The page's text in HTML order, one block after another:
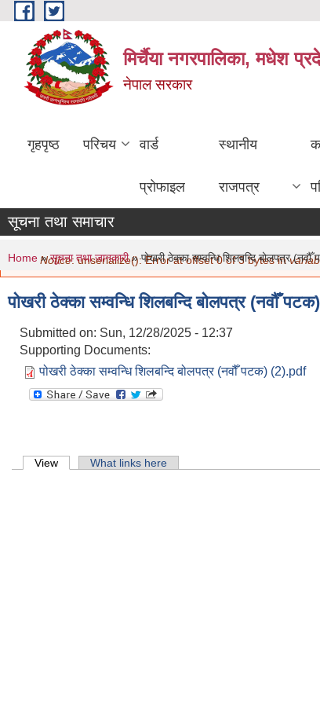
Skip to main content
मिर्चैया नगरपालिका, मधेश
नेपाल सरकार
गृहपृष्ठ परिचय वार्ड
प्रोफाइल
स्थानीय
राजपत्र
सूचना तथा समाचार
Error message
Notice: unserialize(): Error at offset 0 of 3 bytes in
You are here
Home »सूचना तथा जानकारी» पोखरी ठेक्का सम्वन्धि शिलबन्दि बोलपत्र (नवौँ
पोखरी ठेक्का सम्वन्धि शिलबन्दि बोलपत्र (नवौँ पटक)
Submitted on: Sun, 12/28/2025 - 12:37
Supporting Documents:
पोखरी ठेक्का सम्वन्धि शिलबन्दि बोलपत्र (नवौँ पटक) (2).pdf
Primary tabs
View (active tab)What links here